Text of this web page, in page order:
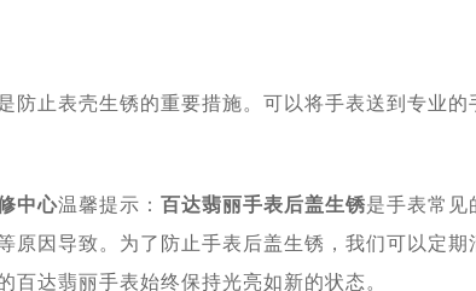
防止表壳生锈的重要措施。可以将手表送到专业
中心温馨提示： 百达翡丽手表后盖生锈是手表常见
原因导致。为了防止手表后盖生锈，我们可以定
百达翡丽手表始终保持光亮如新的状态。